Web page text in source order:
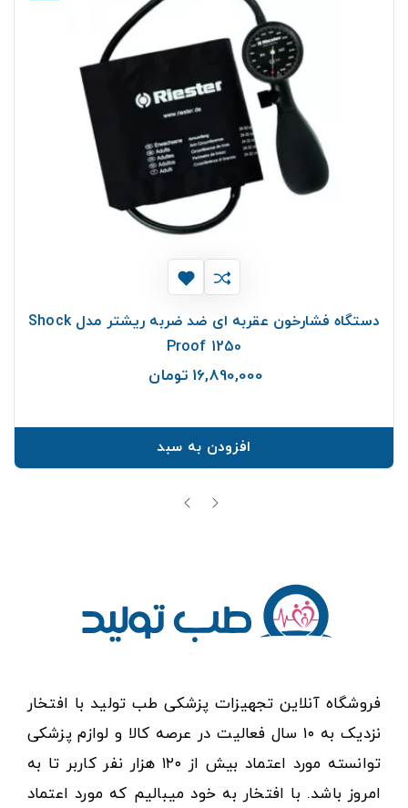
دستگاه فشارخون عقربه ای ضد ضربه ریشتر مدل Shock
Proof 1250
16,890,000 تومان
افزودن به سبد
فروشگاه آنلاین تجهیزات پزشکی طب تولید با افتخار
نزدیک به ۱۰ سال فعالیت در عرصه کالا و لوازم پزشکی
توانسته مورد اعتماد بیش از ۱۲۰ هزار نفر کاربر تا به
امروز باشد. با افتخار به خود میبالیم که مورد اعتماد